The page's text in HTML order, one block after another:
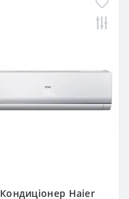
Кондиціонер Haier